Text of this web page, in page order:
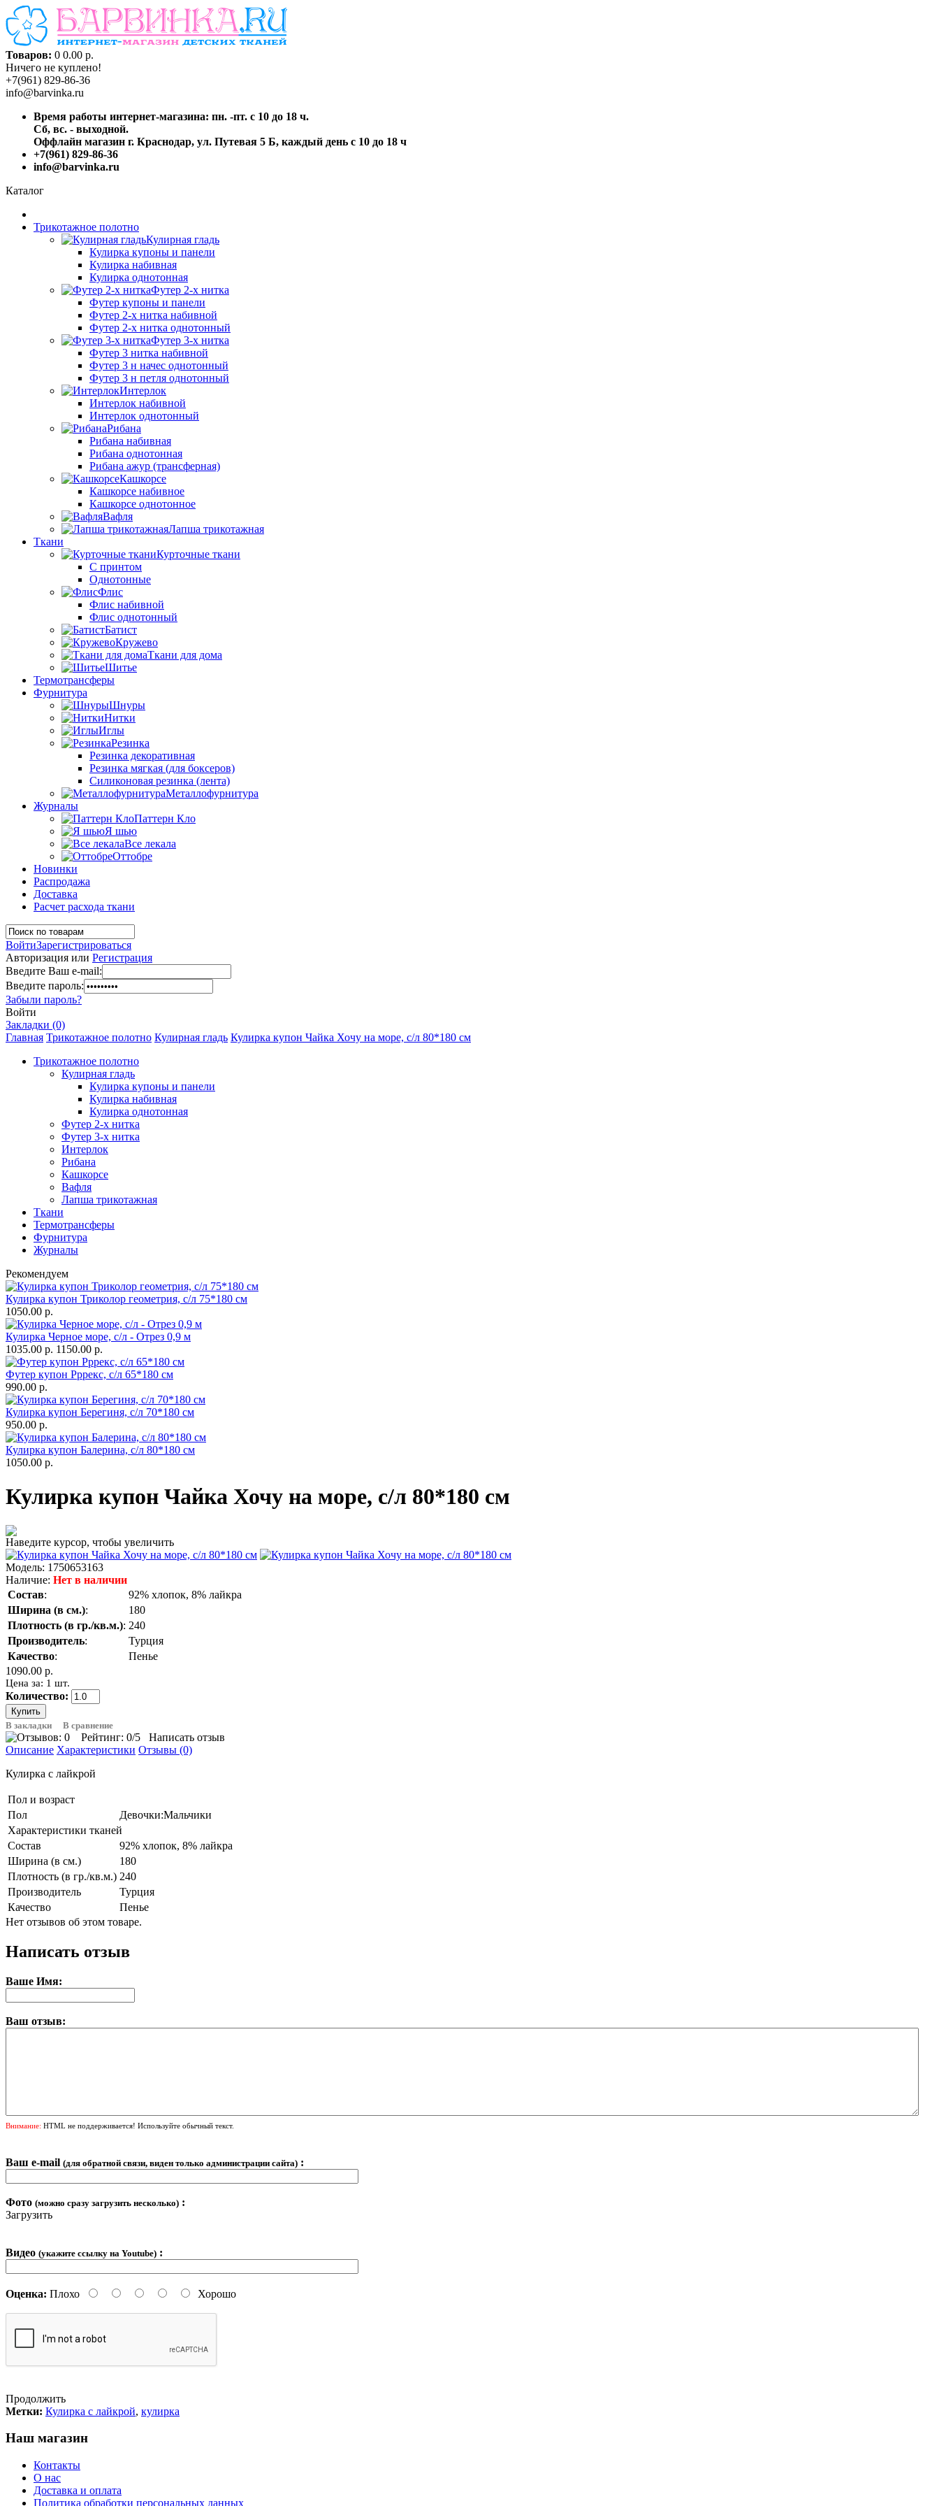
Товаров: 0 0.00 р.
Ничего не куплено!
+7(961) 829-86-36
info@barvinka.ru
Время работы интернет-магазина: пн. -пт. с 10 до 18 ч.
Сб, вс. - выходной.
Оффлайн магазин г. Краснодар, ул. Путевая 5 Б, каждый день с 10 до 18 ч
+7(961) 829-86-36
info@barvinka.ru
Каталог
Трикотажное полотно
Кулирная гладь
Кулирка купоны и панели
Кулирка набивная
Кулирка однотонная
Футер 2-х нитка
Футер купоны и панели
Футер 2-х нитка набивной
Футер 2-х нитка однотонный
Футер 3-х нитка
Футер 3 нитка набивной
Футер 3 н начес однотонный
Футер 3 н петля однотонный
Интерлок
Интерлок набивной
Интерлок однотонный
Рибана
Рибана набивная
Рибана однотонная
Рибана ажур (трансферная)
Кашкорсе
Кашкорсе набивное
Кашкорсе однотонное
Вафля
Лапша трикотажная
Ткани
Курточные ткани
С принтом
Однотонные
Флис
Флис набивной
Флис однотонный
Батист
Кружево
Ткани для дома
Шитье
Термотрансферы
Фурнитура
Шнуры
Нитки
Иглы
Резинка
Резинка декоративная
Резинка мягкая (для боксеров)
Силиконовая резинка (лента)
Металлофурнитура
Журналы
Паттерн Кло
Я шью
Все лекала
Оттобре
Новинки
Распродажа
Доставка
Расчет расхода ткани
ВойтиЗарегистрироваться
Авторизация или Регистрация
Введите Ваш e-mail:
Введите пароль:
Забыли пароль?
Войти
Закладки (0)
Главная Трикотажное полотно Кулирная гладь Кулирка купон Чайка Хочу на море, с/л 80*180 см
Трикотажное полотно
Кулирная гладь
Кулирка купоны и панели
Кулирка набивная
Кулирка однотонная
Футер 2-х нитка
Футер 3-х нитка
Интерлок
Рибана
Кашкорсе
Вафля
Лапша трикотажная
Ткани
Термотрансферы
Фурнитура
Журналы
Рекомендуем
Кулирка купон Триколор геометрия, с/л 75*180 см
1050.00 р.
Кулирка Черное море, с/л - Отрез 0,9 м
1035.00 р. 1150.00 р.
Футер купон Рррекс, с/л 65*180 см
990.00 р.
Кулирка купон Берегиня, с/л 70*180 см
950.00 р.
Кулирка купон Балерина, с/л 80*180 см
1050.00 р.
Кулирка купон Чайка Хочу на море, с/л 80*180 см
Наведите курсор, чтобы увеличить
Модель: 1750653163
Наличие: Нет в наличии
Состав:
92% хлопок, 8% лайкра
Ширина (в см.):
180
Плотность (в гр./кв.м.): 240
Производитель:
Турция
Качество:
Пенье
1090.00 р.
Цена за: 1 шт.
Количество:
В закладки В сравнение
Рейтинг: 0/5
Написать отзыв
Описание Характеристики Отзывы (0)
Кулирка с лайкрой
Пол и возраст
Пол
Девочки:Мальчики
Характеристики тканей
Состав
92% хлопок, 8% лайкра
Ширина (в см.)
180
Плотность (в гр./кв.м.) 240
Производитель
Турция
Качество
Пенье
Нет отзывов об этом товаре.
Написать отзыв
Ваше Имя:
Ваш отзыв:
Внимание: HTML не поддерживается! Используйте обычный текст.
Ваш e-mail (для обратной связи, виден только администрации сайта) :
Фото (можно сразу загрузить несколько) :
Загрузить
Видео (укажите ссылку на Youtube) :
Оценка: Плохо Хорошо
Продолжить
Метки: Кулирка с лайкрой, кулирка
Наш магазин
Контакты
О нас
Доставка и оплата
Политика обработки персональных данных